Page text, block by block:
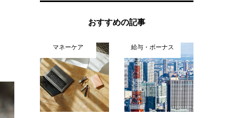
おすすめの記事
マネーケア 給与・ボーナス